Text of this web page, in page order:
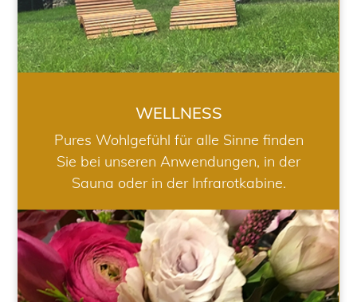
WELLNESS
Pures Wohlgefühl für alle Sinne finden
Sie bei unseren Anwendungen, in der
Sauna oder in der Infrarotkabine.